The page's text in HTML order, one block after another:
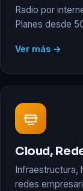
Radio por
Planes desde
Ver más →
Cloud,
Infraestructura,
redes